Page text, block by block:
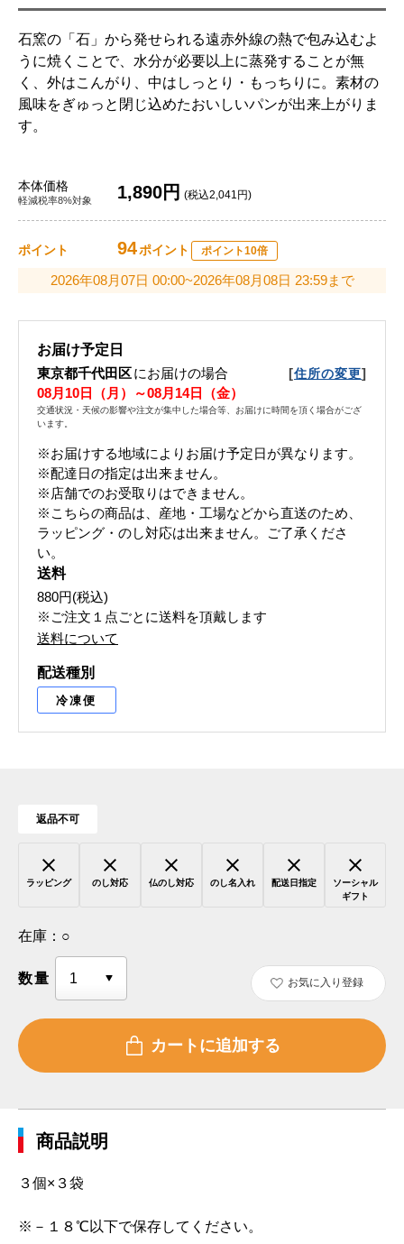
石窯の「石」から発せられる遠赤外線の熱で包み込むよ
うに焼くことで、水分が必要以上に蒸発することが無
く、外はこんがり、中はしっとり・もっちりに。素材の
風味をぎゅっと閉じ込めたおいしいパンが出来上がりま
す。
本体価格
軽減税率8%対象 1,890円 (税込2,041円)
ポイント 94ポイント ポイント10倍
2026年08月07日 00:00~2026年08月08日 23:59まで
お届け予定日
東京都千代田区にお届けの場合 [住所の変更]
08月10日（月）～08月14日（金）
交通状況・天候の影響や注文が集中した場合等、お届けに時間を頂く場合がござ
います。
※お届けする地域によりお届け予定日が異なります。
※配達日の指定は出来ません。
※店舗でのお受取りはできません。
※こちらの商品は、産地・工場などから直送のため、
ラッピング・のし対応は出来ません。ご了承くださ
い。
送料
880円(税込)
※ご注文１点ごとに送料を頂戴します
送料について
配送種別
冷凍便
返品不可
ラッピング のし対応 仏のし対応 のし名入れ 配送日指定
ソーシャル
ギフト
在庫： ○
数量 お気に入り登録
商品説明
３個×３袋
※－１８℃以下で保存してください。